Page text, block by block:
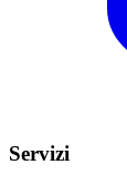
Servizi